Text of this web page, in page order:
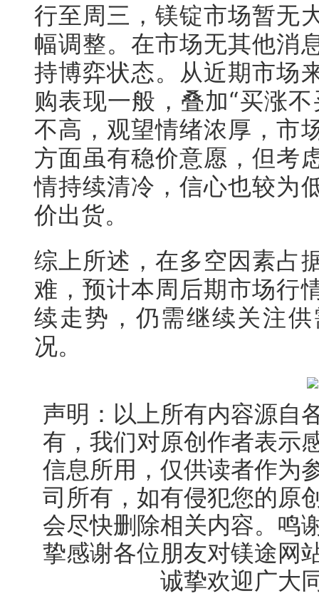
行至周三，镁锭市场暂无
幅调整。在市场无其他消
持博弈状态。从近期市场
购表现一般，叠加“买涨
不高，观望情绪浓厚，市
方面虽有稳价意愿，但考
情持续清冷，信心也较为
价出货。
综上所述，在多空因素占
难，预计本周后期市场行
续走势，仍需继续关注
况。
声明：以上所有内容源自
有，我们对原创作者表示
信息所用，仅供读者作为
司所有，如有侵犯您的原
会尽快删除相关内容。鸣
挚感谢各位朋友对镁途网
诚挚欢迎广大